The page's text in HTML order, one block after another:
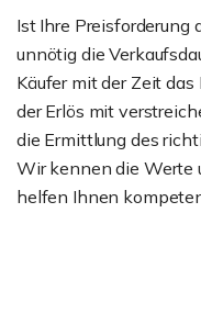
Ist Ihre Preisforderung
unnötig die
Käufer mit der Zeit
der Erlös mit
die Ermittlung des
Wir kennen die Werte
helfen Ihnen